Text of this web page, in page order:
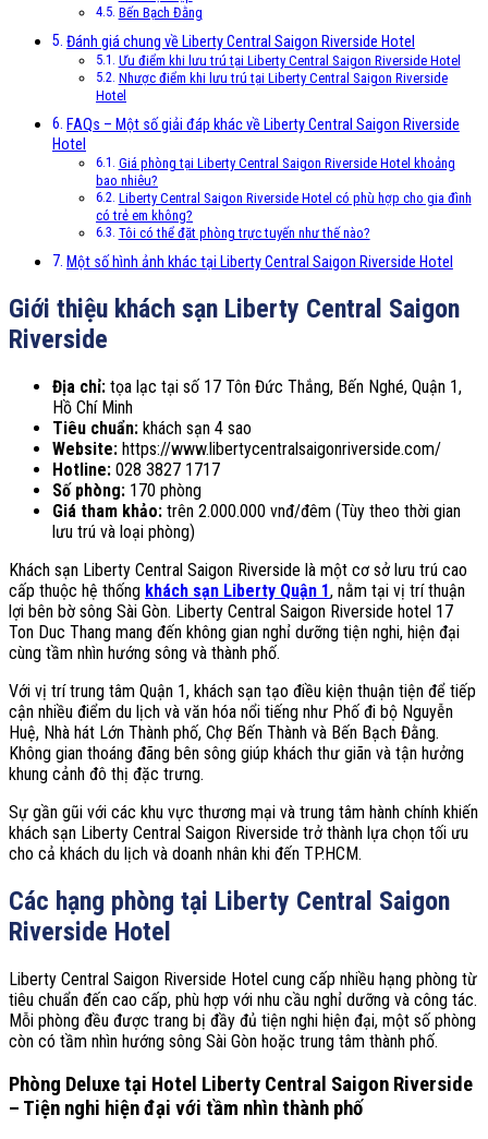
Bến Bạch Đằng
Đánh giá chung về Liberty Central Saigon Riverside Hotel
Ưu điểm khi lưu trú tại Liberty Central Saigon Riverside Hotel
Nhược điểm khi lưu trú tại Liberty Central Saigon Riverside
Hotel
FAQs – Một số giải đáp khác về Liberty Central Saigon Riverside
Hotel
Giá phòng tại Liberty Central Saigon Riverside Hotel khoảng
bao nhiêu?
Liberty Central Saigon Riverside Hotel có phù hợp cho gia đình
có trẻ em không?
Tôi có thể đặt phòng trực tuyến như thế nào?
Một số hình ảnh khác tại Liberty Central Saigon Riverside Hotel
Giới thiệu khách sạn Liberty Central Saigon
Riverside
Địa chỉ: tọa lạc tại số 17 Tôn Đức Thắng, Bến Nghé, Quận 1,
Hồ Chí Minh
Tiêu chuẩn: khách sạn 4 sao
Website: https://www.libertycentralsaigonriverside.com/
Hotline: 028 3827 1717
Số phòng: 170 phòng
Giá tham khảo: trên 2.000.000 vnđ/đêm (Tùy theo thời gian
lưu trú và loại phòng)
Khách sạn Liberty Central Saigon Riverside là một cơ sở lưu trú cao
cấp thuộc hệ thống khách sạn Liberty Quận 1, nằm tại vị trí thuận
lợi bên bờ sông Sài Gòn. Liberty Central Saigon Riverside hotel 17
Ton Duc Thang mang đến không gian nghỉ dưỡng tiện nghi, hiện đại
cùng tầm nhìn hướng sông và thành phố.
Với vị trí trung tâm Quận 1, khách sạn tạo điều kiện thuận tiện để tiếp
cận nhiều điểm du lịch và văn hóa nổi tiếng như Phố đi bộ Nguyễn
Huệ, Nhà hát Lớn Thành phố, Chợ Bến Thành và Bến Bạch Đằng.
Không gian thoáng đãng bên sông giúp khách thư giãn và tận hưởng
khung cảnh đô thị đặc trưng.
Sự gần gũi với các khu vực thương mại và trung tâm hành chính khiến
khách sạn Liberty Central Saigon Riverside trở thành lựa chọn tối ưu
cho cả khách du lịch và doanh nhân khi đến TP.HCM.
Các hạng phòng tại Liberty Central Saigon
Riverside Hotel
Liberty Central Saigon Riverside Hotel cung cấp nhiều hạng phòng từ
tiêu chuẩn đến cao cấp, phù hợp với nhu cầu nghỉ dưỡng và công tác.
Mỗi phòng đều được trang bị đầy đủ tiện nghi hiện đại, một số phòng
còn có tầm nhìn hướng sông Sài Gòn hoặc trung tâm thành phố.
Phòng Deluxe tại Hotel Liberty Central Saigon Riverside
– Tiện nghi hiện đại với tầm nhìn thành phố